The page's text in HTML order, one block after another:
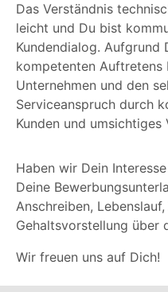
Das Verständnis
leicht und Du bist
Kundendialog. Aufgrund
kompetenten Auftretens
Unternehmen und den
Serviceanspruch durch
Kunden und
Haben wir Dein
Deine
Anschreiben,
Gehaltsvorstellung über
Wir freuen uns auf Dich!